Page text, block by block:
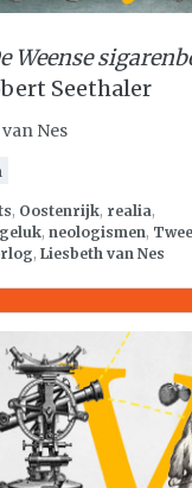
Weense
Seethaler
Nes
, Oostenrijk, realia,
, neologismen,
, Liesbeth van Nes